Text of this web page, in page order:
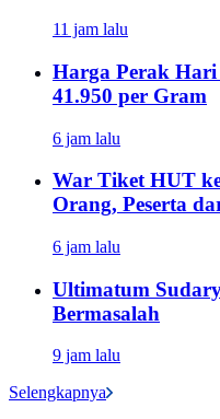
11 jam lalu
Harga Perak
41.950 per Gram
6 jam lalu
War Tiket HUT
Orang, Peserta
6 jam lalu
Ultimatum
Bermasalah
9 jam lalu
Selengkapnya